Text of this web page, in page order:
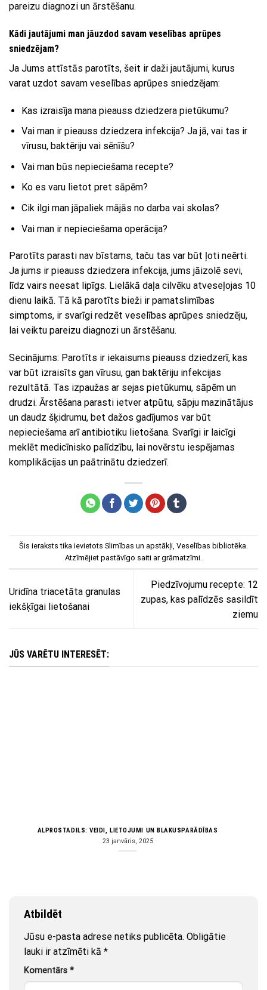
pareizu diagnozi un ārstēšanu.
Kādi jautājumi man jāuzdod savam veselības aprūpes
sniedzējam?
Ja Jums attīstās parotīts, šeit ir daži jautājumi, kurus
varat uzdot savam veselības aprūpes sniedzējam:
Kas izraisīja mana pieauss dziedzera pietūkumu?
Vai man ir pieauss dziedzera infekcija? Ja jā, vai tas ir
vīrusu, baktēriju vai sēnīšu?
Vai man būs nepieciešama recepte?
Ko es varu lietot pret sāpēm?
Cik ilgi man jāpaliek mājās no darba vai skolas?
Vai man ir nepieciešama operācija?
Parotīts parasti nav bīstams, taču tas var būt ļoti neērti.
Ja jums ir pieauss dziedzera infekcija, jums jāizolē sevi,
līdz vairs neesat lipīgs. Lielākā daļa cilvēku atveseļojas 10
dienu laikā. Tā kā parotīts bieži ir pamatslimības
simptoms, ir svarīgi redzēt veselības aprūpes sniedzēju,
lai veiktu pareizu diagnozi un ārstēšanu.
Secinājums: Parotīts ir iekaisums pieauss dziedzerī, kas
var būt izraisīts gan vīrusu, gan baktēriju infekcijas
rezultātā. Tas izpaužas ar sejas pietūkumu, sāpēm un
drudzi. Ārstēšana parasti ietver atpūtu, sāpju mazinātājus
un daudz šķidrumu, bet dažos gadījumos var būt
nepieciešama arī antibiotiku lietošana. Svarīgi ir laicīgi
meklēt medicīnisko palīdzību, lai novērstu iespējamas
komplikācijas un paātrinātu dziedzerī.
Šis ieraksts tika ievietots Slimības un apstākļi Veselības bibliotēka
Atzīmējiet pastāvīgo saiti ar grāmatzīmi.
Uridīna triacetāta granulas
iekšķīgai lietošanai
Piedzīvojumu recepte: 12
zupas, kas palīdzēs sasildīt
ziemu
JŪS VARĒTU INTERESĒT:
ALPROSTADILS: VEIDI, LIETOJUMI UN BLAKUSPARĀDĪBAS
23 janvāris, 2025
Atbildēt
Jūsu e-pasta adrese netiks publicēta. Obligātie
lauki ir atzīmēti kā *
Komentārs *